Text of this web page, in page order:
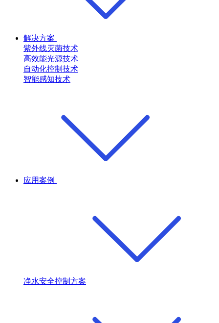
解决方案
紫外线灭菌技术
高效能光源技术
自动化控制技术
智能感知技术
应用案例
净水安全控制方案